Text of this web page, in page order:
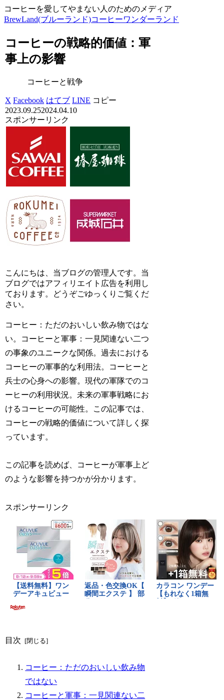
コーヒーを愛してやまない人のためのメディア
BrewLand(ブルーランド)コーヒーワンダーランド
コーヒーの戦略的価値：軍
事上の影響
コーヒーと戦争
X Facebook はてブ LINE コピー
2023.09.252024.04.10
スポンサーリンク
こんにちは、当ブログの管理人です。当
ブログではアフィリエイト広告を利用し
ております。どうぞごゆっくりご覧くだ
さい。
コーヒー：ただのおいしい飲み物ではな
い。コーヒーと軍事：一見関連ない二つ
の事象のユニークな関係。過去における
コーヒーの軍事的な利用法。コーヒーと
兵士の心身への影響。現代の軍隊でのコ
ーヒーの利用状況。未来の軍事戦略にお
けるコーヒーの可能性。この記事では、
コーヒーの戦略的価値について詳しく探
っています。
この記事を読めば、コーヒーが軍事上ど
のような影響を持つかが分かります。
スポンサーリンク
目次
コーヒー：ただのおいしい飲み物
ではない
コーヒーと軍事：一見関連ない二